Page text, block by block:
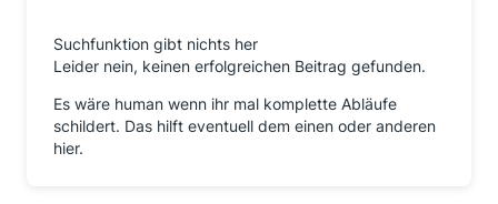
Suchfunktion gibt nichts her
Leider nein, keinen erfolgreichen Beitrag gefunden.
Es wäre human wenn ihr mal komplette Abläufe
schildert. Das hilft eventuell dem einen oder anderen
hier.